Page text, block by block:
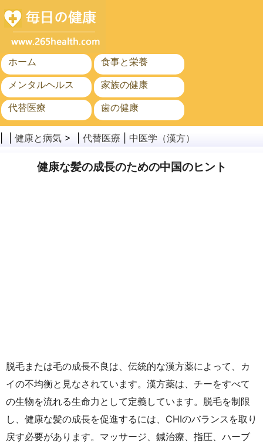
ホーム
食事と栄養
メンタルヘルス
家族の健康
代替医療
歯の健康
がん
公衆衛生と安全
健康と病気 > | 代替医療 中医学（漢方）
健康な髪の成長のための中国のヒント
脱毛または毛の成長不良は、伝統的な漢方薬によって、カ
イの不均衡と見なされています。漢方薬は、チーをすべて
の生物を流れる生命力として定義しています。脱毛を制限
し、健康な髪の成長を促進するには、CHIのバランスを取り
戻す必要があります。マッサージ、鍼治療、指圧、ハーブ